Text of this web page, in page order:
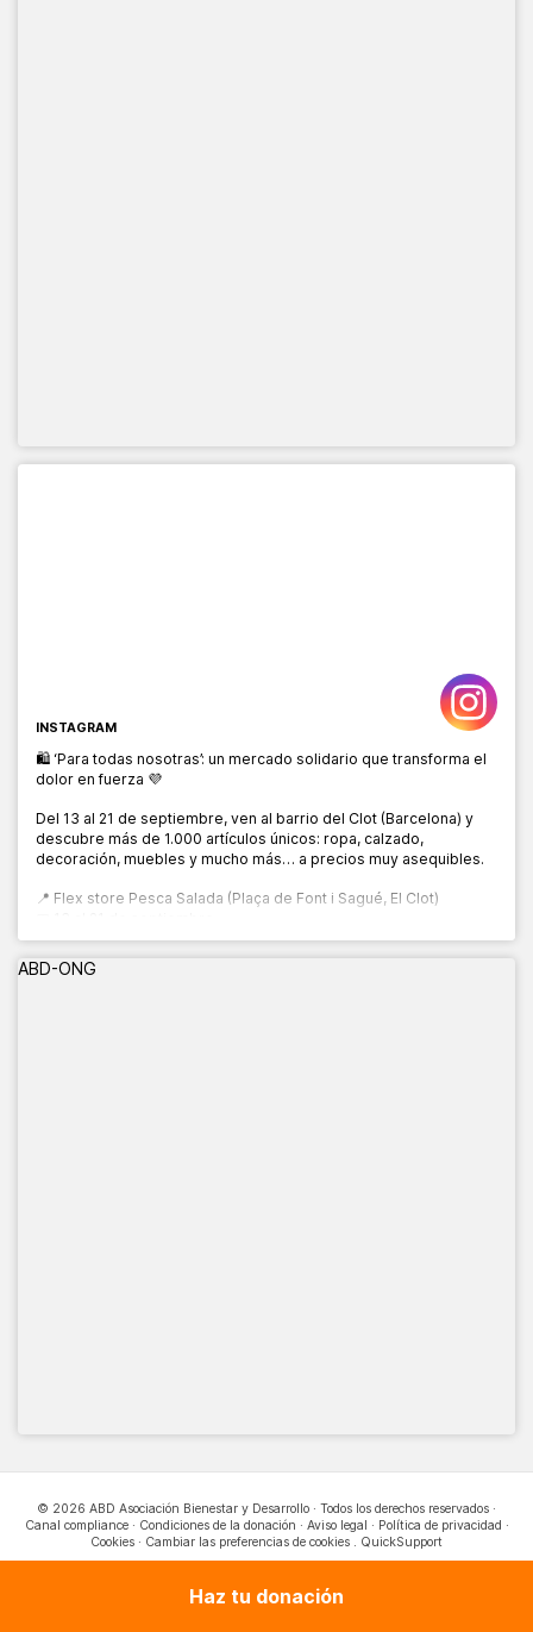
INSTAGRAM
🛍️ ‘Para todas nosotras’: un mercado solidario que transforma el
dolor en fuerza 💜
Del 13 al 21 de septiembre, ven al barrio del Clot (Barcelona) y
descubre más de 1.000 artículos únicos: ropa, calzado,
decoración, muebles y mucho más… a precios muy asequibles.
📍 Flex store Pesca Salada (Plaça de Font i Sagué, El Clot)
🕙 10:00 a 20:00 h
ABD-ONG
© 2026 ABD Asociación Bienestar y Desarrollo · Todos los derechos reservados ·
Canal compliance· Condiciones de la donación · Aviso legal · Política de privacidad ·
Cookies · Cambiar las preferencias de cookies . QuickSupport
Haz tu donación